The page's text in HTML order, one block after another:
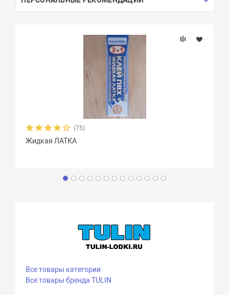
(75)
Жидкая ЛАТКА
Все товары категории
Все товары бренда TULIN